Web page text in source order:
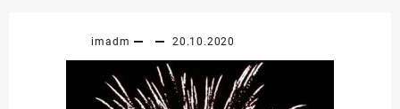
imadm 20.10.2020